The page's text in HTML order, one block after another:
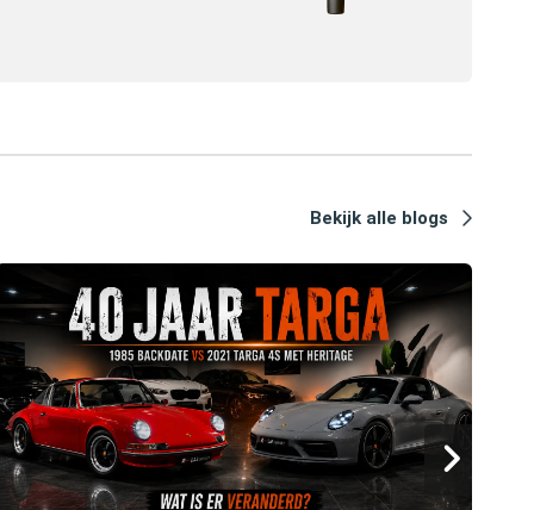
Bekijk alle blogs